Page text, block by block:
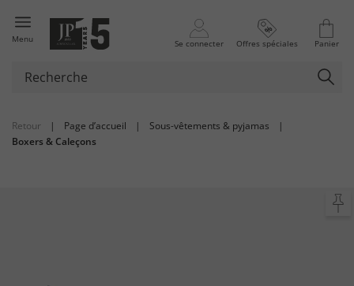
Menu Se connecter Offres spéciales Panier
Retour | Page d’accueil | Sous-vêtements & pyjamas
|
Boxers & Caleçons